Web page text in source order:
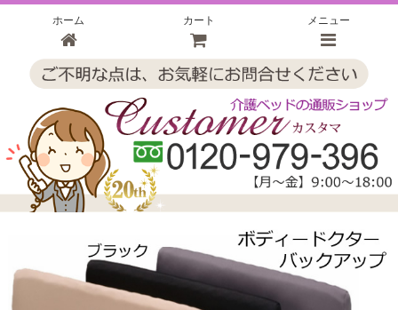
ホーム カート メニュー